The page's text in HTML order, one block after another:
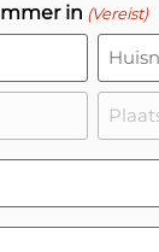
in (Vereist)